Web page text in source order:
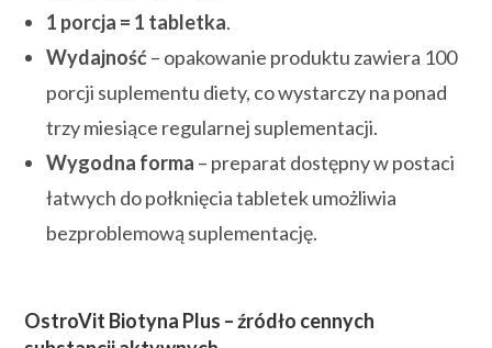
1 porcja = 1 tabletka.
Wydajność– opakowanie produktu zawiera 100
porcji suplementu diety, co wystarczy na ponad
trzy miesiące regularnej suplementacji.
Wygodna forma – preparat dostępny w postaci
łatwych do połknięcia tabletek umożliwia
bezproblemową suplementację.
OstroVit Biotyna Plus – źródło cennych